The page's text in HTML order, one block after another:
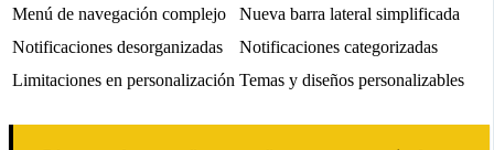
Menú de navegación complejo
Nueva barra lateral simplificada
Notificaciones desorganizadas
Notificaciones categorizadas
Limitaciones en personalización Temas y diseños personalizables